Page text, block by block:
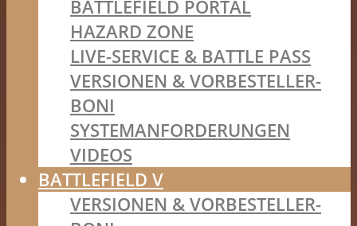
BATTLEFIELD PORTAL
HAZARD ZONE
LIVE-SERVICE & BATTLE PASS
VERSIONEN & VORBESTELLER-
BONI
SYSTEMANFORDERUNGEN
VIDEOS
BATTLEFIELD V
VERSIONEN & VORBESTELLER-